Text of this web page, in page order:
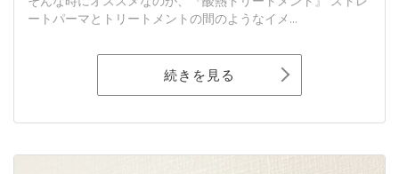
ートパーマとトリートメントの間のようなイメ...
続きを見る